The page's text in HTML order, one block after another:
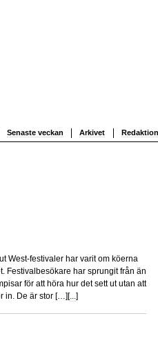
Senaste veckan Arkivet
West-festivaler har varit om köerna
Festivalbesökare har sprungit från än
för att höra hur det sett ut utan att
in. De är stor […][...]